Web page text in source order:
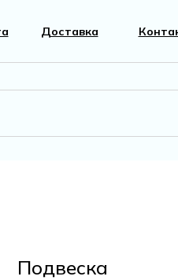
Доставка
Подвеска